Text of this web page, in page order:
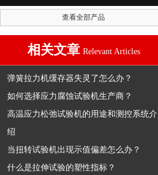
查看全部产品
相关文章 Relevant Articles
弹簧拉力机缓存器失灵了怎么办？
如何选择应力腐蚀试验机生产商？
高温应力松弛试验机的用途和测控系统介
绍
当扭转试验机出现示值偏差怎么办？
什么是拉伸试验的塑性指标？